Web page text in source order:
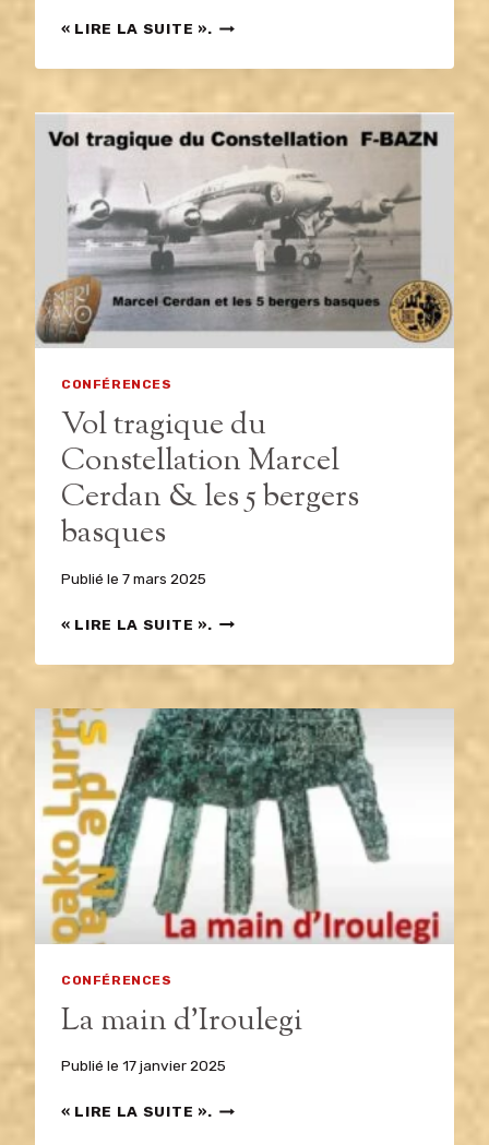
« LIRE LA SUITE ». VOUS
CI-
LA
TOTALITÉ
ENREGISTREMENTS
RÉALISÉS
PAR
L’ÉQUIPE
VIDÉO
DE
L’ASSOCIATION
À
NOS
CONFÉRENCES.
CONFÉRENCES
Vol tragique du
Constellation Marcel
Cerdan & les 5 bergers
basques
Publié le 7 mars 2025
« LIRE LA SUITE ». VOL
DU
MARCEL
CERDAN
&
LES
5
BERGERS
BASQUES
CONFÉRENCES
La main d’Iroulegi
Publié le 17 janvier 2025
« LIRE LA SUITE ». LA